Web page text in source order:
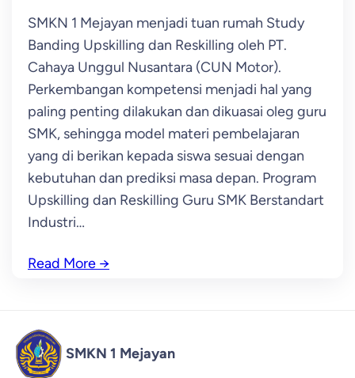
SMKN 1 Mejayan menjadi tuan rumah Study
Banding Upskilling dan Reskilling oleh PT.
Cahaya Unggul Nusantara (CUN Motor).
Perkembangan kompetensi menjadi hal yang
paling penting dilakukan dan dikuasai oleg guru
SMK, sehingga model materi pembelajaran
yang di berikan kepada siswa sesuai dengan
kebutuhan dan prediksi masa depan. Program
Upskilling dan Reskilling Guru SMK Berstandart
Industri…
Read More →
SMKN 1 Mejayan